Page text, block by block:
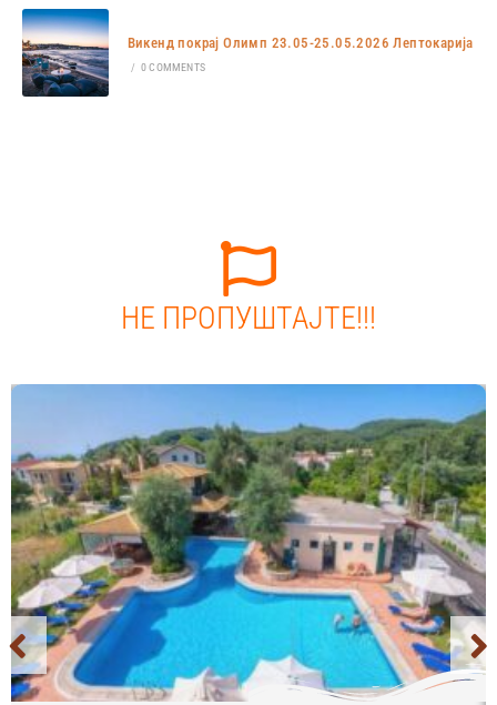
Викенд покрај Олимп 23.05-25.05.2026 Лептокарија
/ 0 COMMENTS
НЕ ПРОПУШТАЈТЕ!!!